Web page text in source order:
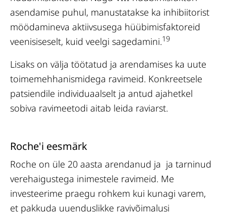
asendamise puhul, manustatakse ka inhibiitorist
möödamineva aktiivsusega hüübimisfaktoreid
veenisiseselt, kuid veelgi sagedamini.19
Lisaks on välja töötatud ja arendamises ka uute
toimemehhanismidega ravimeid. Konkreetsele
patsiendile individuaalselt ja antud ajahetkel
sobiva ravimeetodi aitab leida raviarst.
Roche'i eesmärk
Roche on üle 20 aasta arendanud ja ja tarninud
verehaigustega inimestele ravimeid. Me
investeerime praegu rohkem kui kunagi varem,
et pakkuda uuenduslikke ravivõimalusi